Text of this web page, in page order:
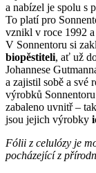
a nabízel je spolu s
To platí pro
vznikl v roce 1992
V Sonnentoru si
biopěstiteli, ať už
Johannese
a zajistil sobě a své
výrobků
zabaleno uvnitř –
jsou jejich výrobky
Fólii z celulózy je
pocházející z